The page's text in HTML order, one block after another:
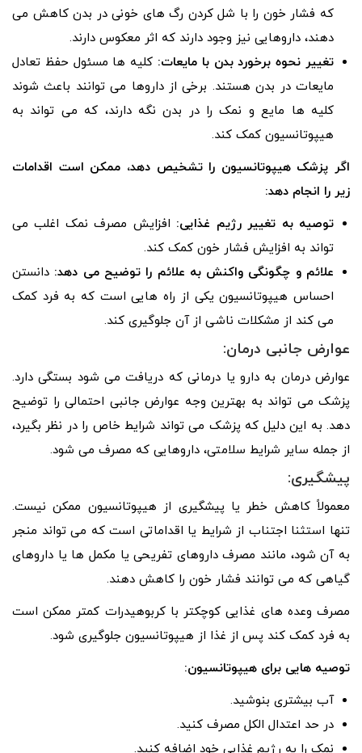
که فشار خون را با شل کردن رگ های خونی در بدن کاهش می
دهند، داروهایی نیز وجود دارند که اثر معکوس دارند.
تغییر نحوه برخورد بدن با مایعات: کلیه ها مسئول حفظ تعادل
مایعات در بدن هستند. برخی از داروها می توانند باعث شوند
کلیه ها مایع و نمک را در بدن نگه دارند، که می تواند به
هیپوتانسیون کمک کند.
اگر پزشک هیپوتانسیون را تشخیص دهد، ممکن است اقدامات
زیر را انجام دهد:
توصیه به تغییر رژیم غذایی: افزایش مصرف نمک اغلب می
تواند به افزایش فشار خون کمک کند.
علائم و چگونگی واکنش به علائم را توضیح می دهد: دانستن
احساس هیپوتانسیون یکی از راه هایی است که به فرد کمک
می کند از مشکلات ناشی از آن جلوگیری کند.
عوارض جانبی درمان:
عوارض درمان به دارو یا درمانی که دریافت می شود بستگی دارد.
پزشک می تواند به بهترین وجه عوارض جانبی احتمالی را توضیح
دهد. به این دلیل که پزشک می تواند شرایط خاص را در نظر بگیرد،
از جمله سایر شرایط سلامتی، داروهایی که مصرف می شود.
پیشگیری:
معمولاً کاهش خطر یا پیشگیری از هیپوتانسیون ممکن نیست.
تنها استثنا اجتناب از شرایط یا اقداماتی است که می تواند منجر
به آن شود، مانند مصرف داروهای تفریحی یا مکمل ها یا داروهای
گیاهی که می توانند فشار خون را کاهش دهند.
مصرف وعده های غذایی کوچکتر با کربوهیدرات کمتر ممکن است
به فرد کمک کند پس از غذا از هیپوتانسیون جلوگیری شود.
توصیه هایی برای هیپوتانسیون:
آب بیشتری بنوشید.
در حد اعتدال الکل مصرف کنید.
نمک را به رژیم غذایی خود اضافه کنید.